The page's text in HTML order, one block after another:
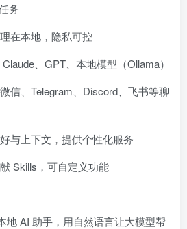
务
在本地，隐私可控
、GPT、本地模型（Ollama）
信、Telegram、Discord、飞书等聊
与上下文，提供个性化服务
Skills，可自定义功能
地 AI 助手，用自然语言让大模型帮